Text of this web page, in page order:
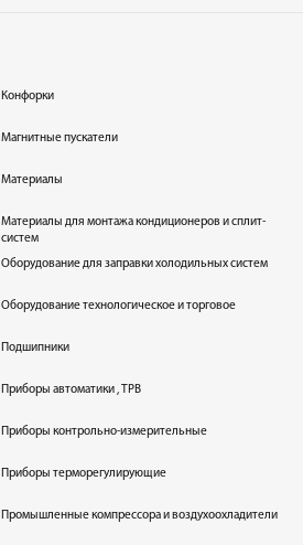
Конфорки
Магнитные пускатели
Материалы
Материалы для монтажа кондиционеров и сплит-
систем
Оборудование для заправки холодильных систем
Оборудование технологическое и торговое
Подшипники
Приборы автоматики , ТРВ
Приборы контрольно-измерительные
Приборы терморегулирующие
Промышленные компрессора и воздухоохладители